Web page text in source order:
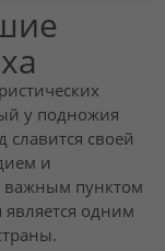
у подножия
славится своей
и
пунктом
одним